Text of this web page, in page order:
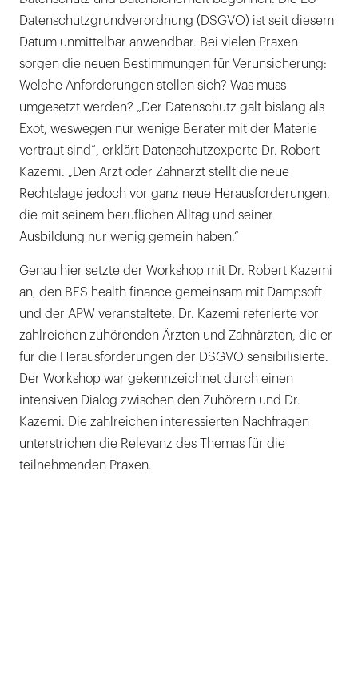
Datenschutzgrundverordnung (DSGVO) ist seit diesem
Datum unmittelbar anwendbar. Bei vielen Praxen
sorgen die neuen Bestimmungen für Verunsicherung:
Welche Anforderungen stellen sich? Was muss
umgesetzt werden? „Der Datenschutz galt bislang als
Exot, weswegen nur wenige Berater mit der Materie
vertraut sind“, erklärt Datenschutzexperte Dr. Robert
Kazemi. „Den Arzt oder Zahnarzt stellt die neue
Rechtslage jedoch vor ganz neue Herausforderungen,
die mit seinem beruflichen Alltag und seiner
Ausbildung nur wenig gemein haben.“
Genau hier setzte der Workshop mit Dr. Robert Kazemi
an, den BFS health finance gemeinsam mit Dampsoft
und der APW veranstaltete. Dr. Kazemi referierte vor
zahlreichen zuhörenden Ärzten und Zahnärzten, die er
für die Herausforderungen der DSGVO sensibilisierte.
Der Workshop war gekennzeichnet durch einen
intensiven Dialog zwischen den Zuhörern und Dr.
Kazemi. Die zahlreichen interessierten Nachfragen
unterstrichen die Relevanz des Themas für die
teilnehmenden Praxen.